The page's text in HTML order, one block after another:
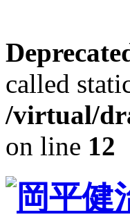
called
/virtual/
on line 12